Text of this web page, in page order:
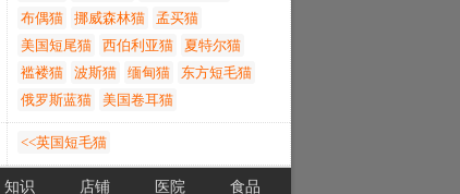
常被驯养来拍摄好莱坞电影和商业电视。
每天更换。关于喂那种猫粮的话，我的建
议是喂高档点的就行，推荐用皇家猫粮，
这种猫粮对猫的消化系统还有口腔卫生都
有很好的作用。
猫粮保存：保存好自己的猫粮很重要，猫
在密封盒里面，网上有专门储存猫粮的密
封盒买，这个一定需要。猫吃剩下的罐头
布偶猫
挪威森林猫
孟买猫
美国短尾猫
西伯利亚猫
夏特尔猫
褴褛猫
波斯猫 缅甸猫
东方短毛猫
俄罗斯蓝猫
美国卷耳猫
<<英国短毛猫
知识 店铺 医院 食品